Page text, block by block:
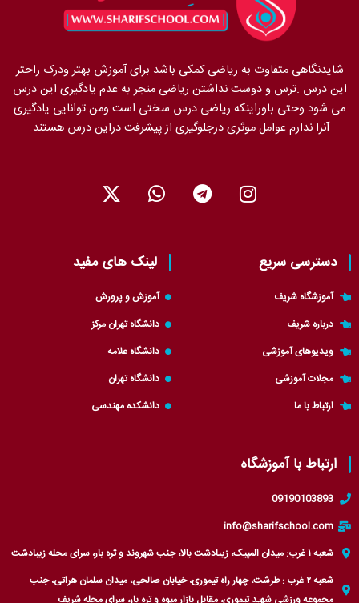
شایدنگاهی متفاوت به ریاضی کمکی باشد برای آموزش بهتر ودرک راحتر
این درس .ترس و دوست نداشتن ریاضی منجر به عدم یادگیری این درس
می شود وحتی باوراینکه ریاضی درس سختی است ومن توانایی یادگیری
آنرا ندارم عوامل موثری درجلوگیری از پیشرفت دراین درس هستند.
I
n
T
e
W
h
s
a
p
p
X
-
i
t
t
e
r
دسترسی سریع
آموزشگاه شریف
درباره شریف
ویدیوهای آموزشی
مجلات آموزشی
ارتباط با ما
لینک های مفید
آموزش و پرورش
دانشگاه تهران مرکز
دانشگاه علامه
دانشگاه تهران
دانشکده مهندسی
ارتباط با آموزشگاه
09190103893
info@sharifschool.com
شعبه ۱ غرب: میدان المپیک، زیبادشت بالا، جنب شهروند و تره بار، سرای محله زیبادشت
شعبه ۲ غرب : طرشت، چهار راه تیموری، خیابان صالحی، میدان سلمان هراتی، جنب
مجموعه ورزشی شهید تیموری، مقابل بازار میوه و تره بار، سرای محله شریف